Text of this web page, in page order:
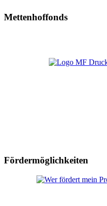
Mettenhoffonds
Fördermöglichkeiten